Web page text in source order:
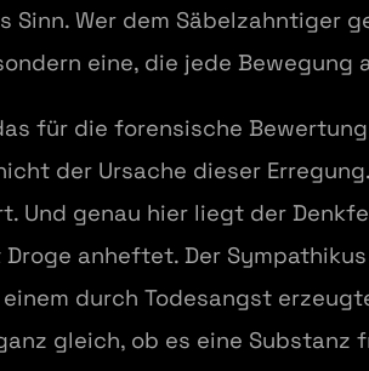
Sinn. Wer dem Säbelzahntiger
eine, die jede
für die forensische
der Ursache dieser
Und genau hier liegt der
anheftet. Der
durch Todesangst
gleich, ob es eine